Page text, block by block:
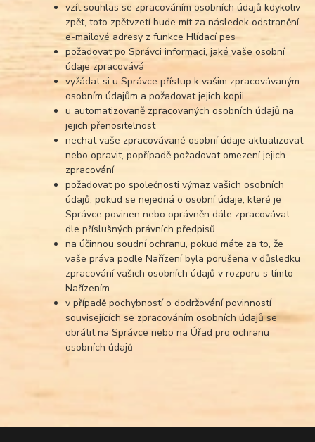
vzít souhlas se zpracováním osobních údajů kdykoliv
zpět, toto zpětvzetí bude mít za následek odstranění
e-mailové adresy z funkce Hlídací pes
požadovat po Správci informaci, jaké vaše osobní
údaje zpracovává
vyžádat si u Správce přístup k vašim zpracovávaným
osobním údajům a požadovat jejich kopii
u automatizovaně zpracovaných osobních údajů na
jejich přenositelnost
nechat vaše zpracovávané osobní údaje aktualizovat
nebo opravit, popřípadě požadovat omezení jejich
zpracování
požadovat po společnosti výmaz vašich osobních
údajů, pokud se nejedná o osobní údaje, které je
Správce povinen nebo oprávněn dále zpracovávat
dle příslušných právních předpisů
na účinnou soudní ochranu, pokud máte za to, že
vaše práva podle Nařízení byla porušena v důsledku
zpracování vašich osobních údajů v rozporu s tímto
Nařízením
v případě pochybností o dodržování povinností
souvisejících se zpracováním osobních údajů se
obrátit na Správce nebo na Úřad pro ochranu
osobních údajů